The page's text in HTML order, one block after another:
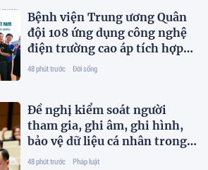
Bệnh viện Trung ương Quân
đội 108 ứng dụng công nghệ
điện trường cao áp tích hợp
AI trong phục hồi chức năng
48 phút trước Đời sống
Đề nghị kiểm soát người
tham gia, ghi âm, ghi hình,
bảo vệ dữ liệu cá nhân trong
hòa giải trực tuyến
48 phút trước Pháp luật